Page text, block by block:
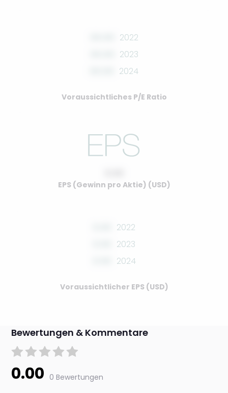
2022
2023
2024
Voraussichtliches P/E Ratio
EPS (Gewinn pro Aktie) (USD)
2022
2023
2024
Voraussichtlicher EPS (USD)
Bewertungen & Kommentare
0.00 0 Bewertungen